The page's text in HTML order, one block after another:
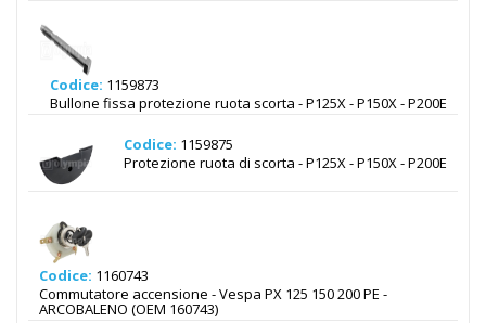
Codice: 1159873
Bullone fissa protezione ruota scorta - P125X - P150X - P200E
Codice: 1159875
Protezione ruota di scorta - P125X - P150X - P200E
Codice: 1160743
Commutatore accensione - Vespa PX 125 150 200 PE -
ARCOBALENO (OEM 160743)